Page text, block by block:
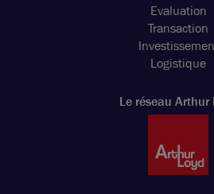
Evaluation
Transaction
Logistique
Le réseau Arthur